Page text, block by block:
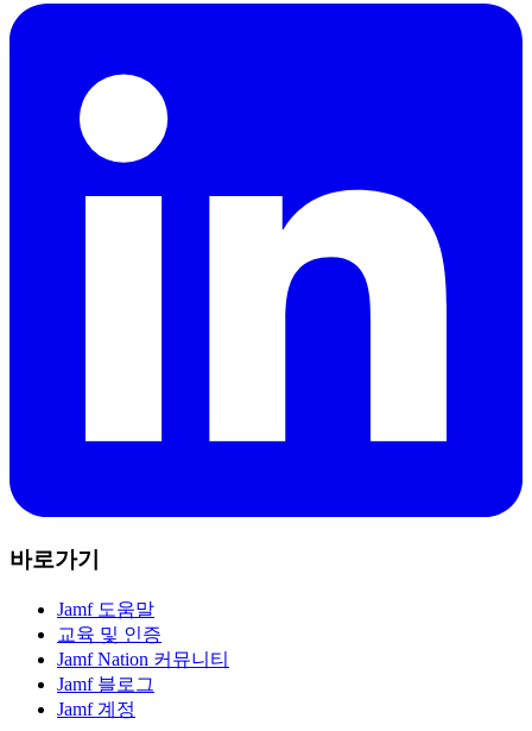
바로가기
Jamf 도움말
교육 및 인증
Jamf Nation 커뮤니티
Jamf 블로그
Jamf 계정